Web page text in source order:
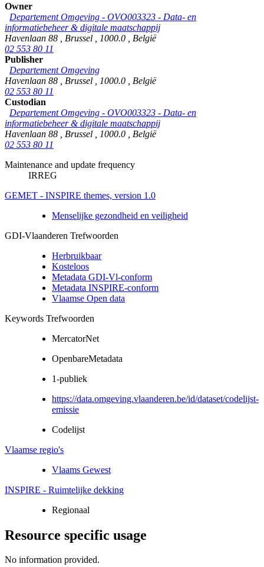
Owner
Departement Omgeving - OVO003323 - Data- en
informatiebeheer & digitale maatschappij
Havenlaan 88
Brussel 1000.0
België
02 553 80 11
Publisher
Departement Omgeving
Havenlaan 88
Brussel 1000.0
België
02 553 80 11
Custodian
Departement Omgeving - OVO003323 - Data- en
informatiebeheer & digitale maatschappij
Havenlaan 88
Brussel 1000.0
België
02 553 80 11
Maintenance and update frequency
IRREG
GEMET - INSPIRE themes, version 1.0
Menselijke gezondheid en veiligheid
GDI-Vlaanderen Trefwoorden
Herbruikbaar
Kosteloos
Metadata GDI-Vl-conform
Metadata INSPIRE-conform
Vlaamse Open data
Keywords Trefwoorden
MercatorNet
OpenbareMetadata
1-publiek
https://data.omgeving.vlaanderen.be/id/dataset/codelijst-
emissie
Codelijst
Vlaamse regio's
Vlaams Gewest
INSPIRE - Ruimtelijke dekking
Regionaal
Resource specific usage
No information provided.